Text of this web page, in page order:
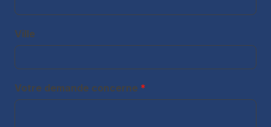
Ville
Votre demande concerne *